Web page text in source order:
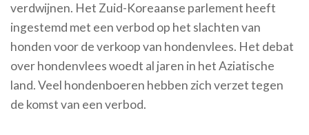
verdwijnen. Het Zuid-Koreaanse parlement heeft
ingestemd met een verbod op het slachten van
honden voor de verkoop van hondenvlees. Het debat
over hondenvlees woedt al jaren in het Aziatische
land. Veel hondenboeren hebben zich verzet tegen
de komst van een verbod.